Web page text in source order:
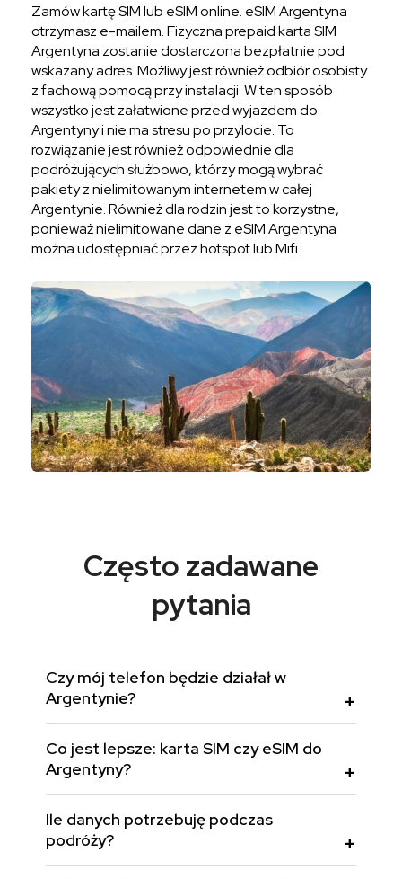
Zamów kartę SIM lub eSIM online. eSIM Argentyna
otrzymasz e-mailem. Fizyczna prepaid karta SIM
Argentyna zostanie dostarczona bezpłatnie pod
wskazany adres. Możliwy jest również odbiór osobisty
z fachową pomocą przy instalacji. W ten sposób
wszystko jest załatwione przed wyjazdem do
Argentyny i nie ma stresu po przylocie. To
rozwiązanie jest również odpowiednie dla
podróżujących służbowo, którzy mogą wybrać
pakiety z nielimitowanym internetem w całej
Argentynie. Również dla rodzin jest to korzystne,
ponieważ nielimitowane dane z eSIM Argentyna
można udostępniać przez hotspot lub Mifi.
Często zadawane
pytania
Czy mój telefon będzie działał w
Argentynie?
Co jest lepsze: karta SIM czy eSIM do
Argentyny?
Ile danych potrzebuję podczas
podróży?